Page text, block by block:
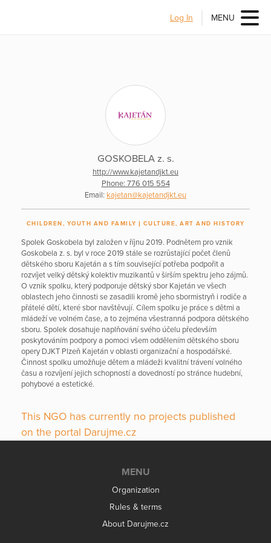
Log In MENU
GOSKOBELA z. s.
http://www.kajetandjkt.eu
Phone: 776 015 554
Email: kajetan@kajetandjkt.eu
CHILDREN, YOUTH AND FAMILY CULTURE, ART AND HISTORY
Spolek Goskobela byl založen v říjnu 2019. Podnětem pro vznik
Goskobela z. s. byl v roce 2019 stále se rozrůstající počet členů
dětského sboru Kajetán a s tím související potřeba podpořit a
rozvíjet velký dětský kolektiv muzikantů v širším spektru jeho zájmů.
O vznik spolku, který podporuje dětský sbor Kajetán ve všech
oblastech jeho činnosti se zasadili kromě jeho sbormistryň i rodiče a
přátelé dětí, které sbor navštěvují. Cílem spolku je práce s dětmi a
mládeží ve volném čase, a to zejména všestranná podpora dětského
sboru. Spolek dosahuje naplňování svého účelu především
poskytováním podpory a pomoci všem oddělením dětského sboru
opery DJKT Plzeň Kajetán v oblasti organizační a hospodářské.
Činnost spolku umožňuje dětem a mládeži kvalitní trávení volného
času a rozvíjení jejich schopností a dovedností po stránce hudební,
pohybové a estetické.
This NGO has currently no projects published
on the portal Darujme.cz
MENU
Organization
Rules & terms
About Darujme.cz